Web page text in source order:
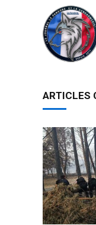
ARTICLES